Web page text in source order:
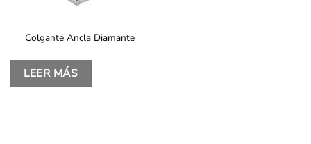
Colgante Ancla Diamante
LEER MÁS